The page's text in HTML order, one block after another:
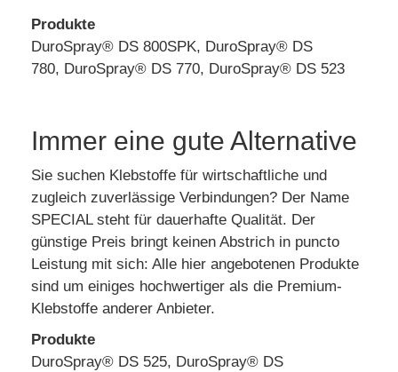
Produkte
DuroSpray® DS 800SPK, DuroSpray® DS
780, DuroSpray® DS 770, DuroSpray® DS 523
Immer eine gute Alternative
Sie suchen Klebstoffe für wirtschaftliche und
zugleich zuverlässige Verbindungen? Der Name
SPECIAL steht für dauerhafte Qualität. Der
günstige Preis bringt keinen Abstrich in puncto
Leistung mit sich: Alle hier angebotenen Produkte
sind um einiges hochwertiger als die Premium-
Klebstoffe anderer Anbieter.
Produkte
DuroSpray® DS 525, DuroSpray® DS